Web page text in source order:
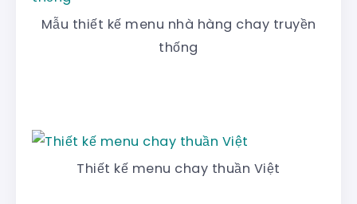
Mẫu thiết kế menu nhà hàng chay truyền
thống
Thiết kế menu chay thuần Việt